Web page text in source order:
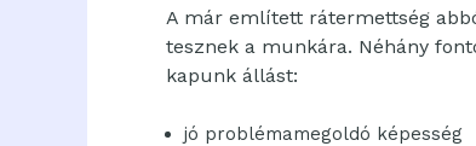
A már említett rátermettség
tesznek a munkára. Néhány
kapunk állást:
jó problémamegoldó képesség